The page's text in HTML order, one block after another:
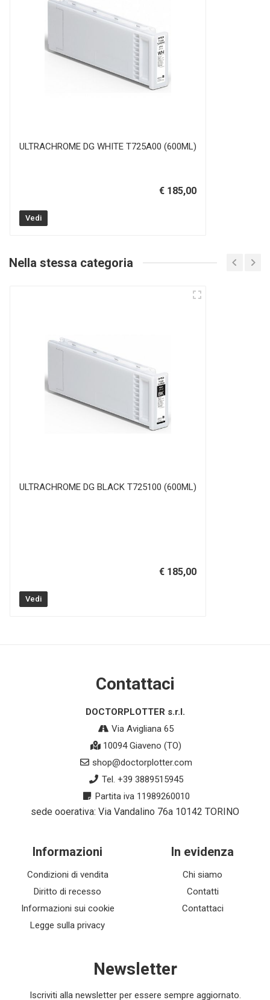
ULTRACHROME DG WHITE T725A00 (600ML)
€ 185,00
Vedi
Nella stessa categoria
ULTRACHROME DG BLACK T725100 (600ML)
€ 185,00
Vedi
Contattaci
DOCTORPLOTTER s.r.l.
Via Avigliana 65
10094 Giaveno (TO)
shop@doctorplotter.com
Tel. +39 3889515945
Partita iva 11989260010
sede ooerativa: Via Vandalino 76a 10142 TORINO
Informazioni
Condizioni di vendita
Diritto di recesso
Informazioni sui cookie
Legge sulla privacy
In evidenza
Chi siamo
Contatti
Contattaci
Newsletter
Iscriviti alla newsletter per essere sempre aggiornato.